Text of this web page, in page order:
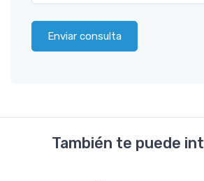
Enviar consulta
También te puede